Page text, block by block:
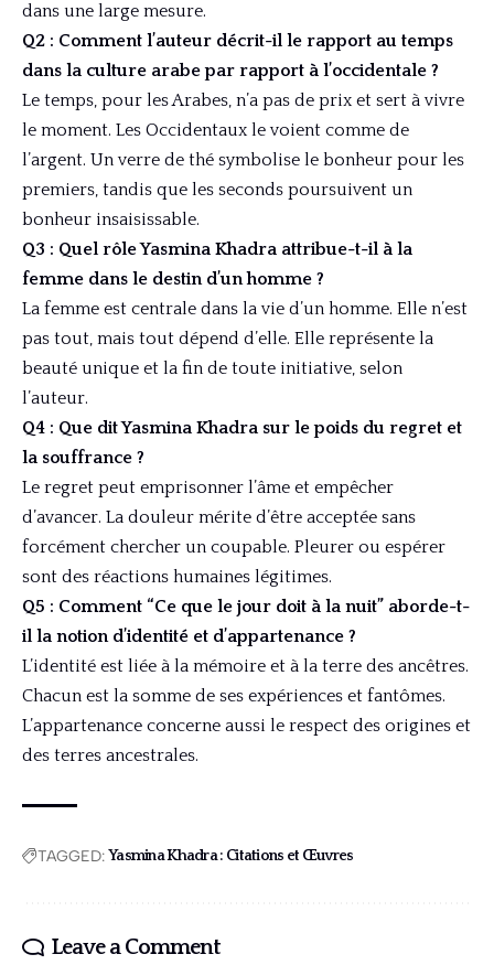
dans une large mesure.
Q2 : Comment l’auteur décrit-il le rapport au temps
dans la culture arabe par rapport à l’occidentale ?
Le temps, pour les Arabes, n’a pas de prix et sert à vivre
le moment. Les Occidentaux le voient comme de
l’argent. Un verre de thé symbolise le bonheur pour les
premiers, tandis que les seconds poursuivent un
bonheur insaisissable.
Q3 : Quel rôle Yasmina Khadra attribue-t-il à la
femme dans le destin d’un homme ?
La femme est centrale dans la vie d’un homme. Elle n’est
pas tout, mais tout dépend d’elle. Elle représente la
beauté unique et la fin de toute initiative, selon
l’auteur.
Q4 : Que dit Yasmina Khadra sur le poids du regret et
la souffrance ?
Le regret peut emprisonner l’âme et empêcher
d’avancer. La douleur mérite d’être acceptée sans
forcément chercher un coupable. Pleurer ou espérer
sont des réactions humaines légitimes.
Q5 : Comment “Ce que le jour doit à la nuit” aborde-t-
il la notion d’identité et d’appartenance ?
L’identité est liée à la mémoire et à la terre des ancêtres.
Chacun est la somme de ses expériences et fantômes.
L’appartenance concerne aussi le respect des origines et
des terres ancestrales.
TAGGED:Yasmina Khadra : Citations et Œuvres
Leave a Comment